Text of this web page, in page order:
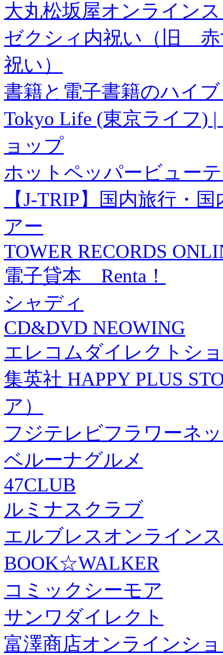
大丸松坂屋オンライン
ゼクシィ内祝い（旧 赤
祝い）
書籍と電子書籍のハイ
Tokyo Life (東京ライフ)
ョップ
ホットペッパービュー
【J-TRIP】国内旅行・
アー
TOWER RECORDS
電子貸本 Renta！
シャディ
CD&DVD NEOWING
エレコムダイレクトシ
集英社 HAPPY PLUS
ア）
フジテレビフラワーネ
ベルーナグルメ
47CLUB
ルミナスクラブ
エルブレスオンライン
BOOK☆WALKER
コミックシーモア
サンワダイレクト
富澤商店オンラインシ